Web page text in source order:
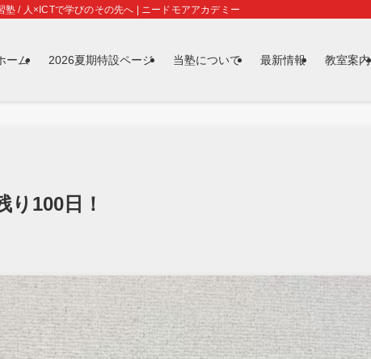
/ 人×ICTで学びのその先へ | ニードモアアカデミー
ーム 2026夏期特設ページ 当塾について 最新情報 教室案内
り100日！